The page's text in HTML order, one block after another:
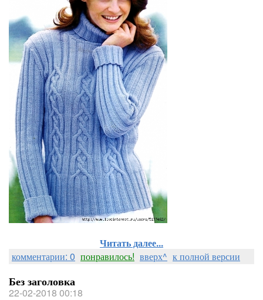
Читать далее...
комментарии: 0 понравилось! вверх^ к полной версии
Без заголовка
22-02-2018 00:18